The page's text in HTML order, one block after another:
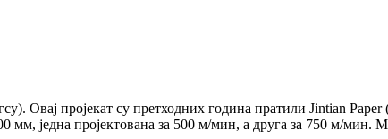
Овај пројекат су претходних година пратили Jintian
једна пројектована за 500 м/мин, а друга за 750 м/мин.